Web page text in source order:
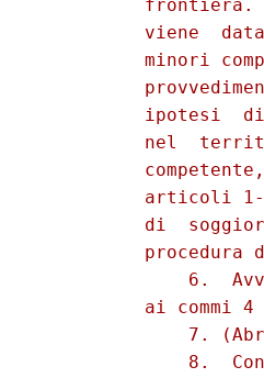
frontiera.
viene
minori
ipotesi
nel
articoli
di
procedura
6.
ai commi 4
7.
8.